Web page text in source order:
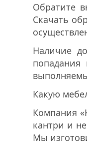
Обратите
Скачать
Наличие
Какую
Компания
кантри и
Мы